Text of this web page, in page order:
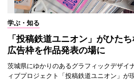
学ぶ・知る
「投稿鉄道ユニオン」がひた
広告枠を作品発表の場に
茨城県にゆかりのあるグラフィックデザイ
ィブプロジェクト「投稿鉄道ユニオン」が